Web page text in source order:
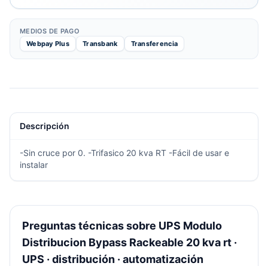
MEDIOS DE PAGO
Webpay Plus
Transbank Transferencia
Descripción
-Sin cruce por 0. -Trifasico 20 kva RT -Fácil de usar e
instalar
Preguntas técnicas sobre UPS Modulo
Distribucion Bypass Rackeable 20 kva rt ·
UPS · distribución · automatización